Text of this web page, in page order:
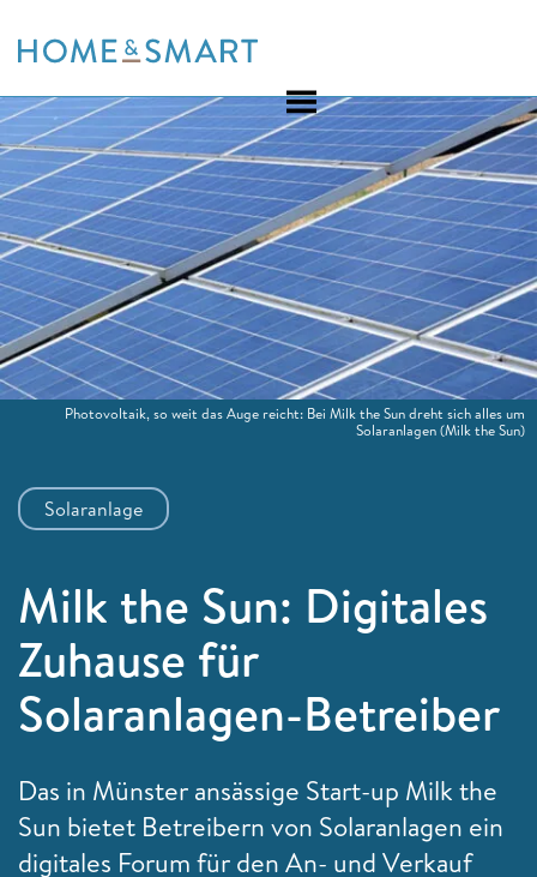
to
Solaranlage
Milk the Sun: Digitales
Zuhause für
Solaranlagen-Betreiber
Das in Münster ansässige Start-up Milk the
Sun bietet Betreibern von Solaranlagen ein
digitales Forum für den An- und Verkauf
Photovoltaik, so weit das Auge reicht: Bei Milk the Sun dreht sich alles um
Solaranlagen(Milk the Sun)